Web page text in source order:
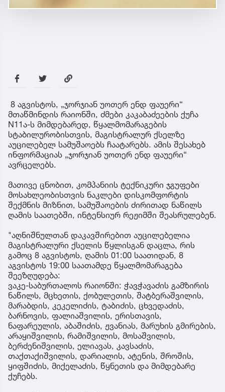
8 აგვისტოს, „ჯორჯიან უოთერ ენდ ფაუერი“
მთაწმინდის რაიონში, ძმები კაკაბაძეების ქუჩა
N11ა-ს მიმდებარედ, წყალმომარაგების
სტაბილურობისთვის, მაგისტრალურ ქსელზე
აუცილებელ სამუშაოებს ჩაატარებს. ამის შესახებ
ინფორმაციას „ჯორჯიან უოთერ ენდ ფაუერი“
ავრცელებს.
მათივე ცნობით, კომპანიის ტექნიკური ჯგუფები
მოსახლეობისთვის ნაკლები დისკომფორტის
შექმნის მიზნით, სამუშაოების ძირითად ნაწილს
ღამის საათებში, ინტენსიურ რეჟიმში შეასრულებენ.
"აღნიშნულთან დაკავშირებით აუცილებელია
მაგისტრალური ქსელის წყლისგან დაცლა, რის
გამოც 8 აგვისტოს, ღამის 01:00 საათიდან, 8
აგვისტოს 19:00 საათამდე წყალმომარაგება
შეეზღუდება:
ვაკე-საბურთალოს რაიონში: ჭავჭავაძის გამზირის
ნაწილს, მცხეთის, ქობულეთის, შატბერაშვილის,
მარაბდის, კეკელიძის, ტაბიძის, ცხვედაძის,
ბარნოვის, ფალიაშვილის, ერისთავის,
ნაფარეულის, აბაშიძის, ჟვანიას, მარუხის გმირების,
არაყიშვილის, რამიშვილის, მოსაშვილის,
ბერძენიშვილის, ელიავას, კავსაძის,
თაქთაქიშვილის, დარიალის, ატენის, შროშის,
ყიფშიძის, მიქელაძის, წყნეთის და მიმდებარე
ქუჩებს.